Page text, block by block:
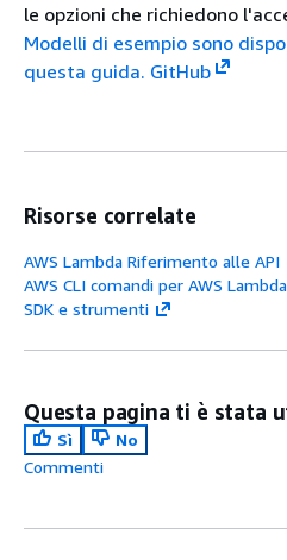
le opzioni che richiedono
Modelli di esempio sono
questa guida. GitHub
Risorse correlate
AWS Lambda Riferimento alle API
AWS CLI comandi per AWS Lambda
SDK e strumenti
Questa pagina ti è stata
Sì
No
Commenti